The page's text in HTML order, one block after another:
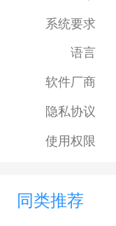
系统要求
语言
软件厂商
隐私协议
使用权限
同类推荐